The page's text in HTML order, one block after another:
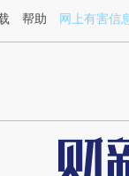
bzHOSeom](https://
帮助 网上有害信